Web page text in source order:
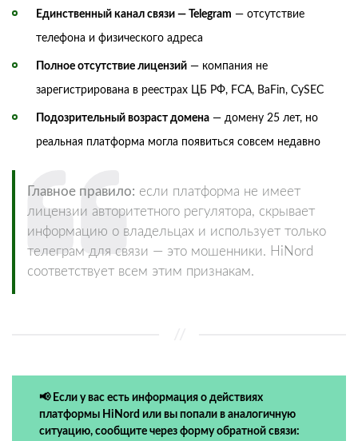
Единственный канал связи — Telegram — отсутствие
телефона и физического адреса
Полное отсутствие лицензий — компания не
зарегистрирована в реестрах ЦБ РФ, FCA, BaFin, CySEC
Подозрительный возраст домена — домену 25 лет, но
реальная платформа могла появиться совсем недавно
Главное правило: если платформа не имеет
лицензии авторитетного регулятора, скрывает
информацию о владельцах и использует только
телеграм для связи — это мошенники. HiNord
соответствует всем этим признакам.
📢 Если у вас есть информация о действиях
платформы HiNord или вы попали в аналогичную
ситуацию, сообщите через форму обратной связи: